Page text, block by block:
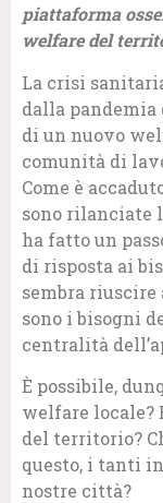
piattaforma
welfare del
La crisi
dalla pandemia
di un nuovo
comunità di
Come è
sono rilanciate
ha fatto un
di risposta ai
sembra riuscire
sono i bisogni
centralità
È possibile,
welfare locale?
del territorio?
questo, i tanti
nostre città?